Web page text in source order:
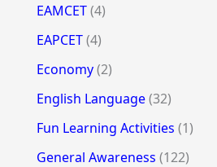
EAMCET(4)
EAPCET(4)
Economy(2)
English Language(32)
Fun Learning Activities (1)
General Awareness (122)